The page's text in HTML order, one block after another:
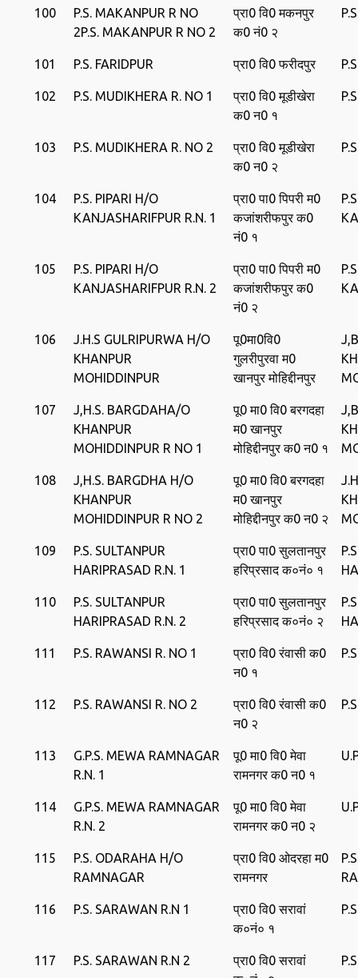
100
P.S. MAKANPUR R NO
2P.S. MAKANPUR R NO 2
प्रा0 वि0 मकनपुर
क0 नं0 २
101 P.S. FARIDPUR प्रा0 वि0 फरीदपुर
102 P.S. MUDIKHERA R. NO 1
प्रा0 वि0 मूडीखेरा
क0 न0 १
103 P.S. MUDIKHERA R. NO 2
प्रा0 वि0 मूडीखेरा
क0 न0 २
104
P.S. PIPARI H/O
KANJASHARIFPUR R.N. 1
प्रा0 पा0 पिपरी म0
कजांशरीफपुर क0
नं0 १
105
P.S. PIPARI H/O
KANJASHARIFPUR R.N. 2
प्रा0 पा0 पिपरी म0
कजांशरीफपुर क0
नं0 २
106
J.H.S GULRIPURWA H/O
KHANPUR
MOHIDDINPUR
पू0मा0वि0
गुलरीपुरवा म0
खानपुर मोहिद्दीनपुर
107
J,H.S. BARGDAHA/O
KHANPUR
MOHIDDINPUR R NO 1
पू0 मा0 वि0 बरगदहा
म0 खानपुर
मोहिद्दीनपुर क0 न0 १
108
J,H.S. BARGDHA H/O
KHANPUR
MOHIDDINPUR R NO 2
पू0 मा0 वि0 बरगदहा
म0 खानपुर
मोहिद्दीनपुर क0 न0 २
109
P.S. SULTANPUR
HARIPRASAD R.N. 1
प्रा0 पा0 सुलतानपुर
हरिप्रसाद क०नं० १
110
P.S. SULTANPUR
HARIPRASAD R.N. 2
प्रा0 पा0 सुलतानपुर
हरिप्रसाद क०नं० २
111 P.S. RAWANSI R. NO 1
प्रा0 वि0 रंवासी क0
न0 १
112 P.S. RAWANSI R. NO 2
प्रा0 वि0 रंवासी क0
न0 २
113
G.P.S. MEWA RAMNAGAR
R.N. 1
पू0 मा0 वि0 मेवा
रामनगर क0 न0 १
114
G.P.S. MEWA RAMNAGAR
R.N. 2
पू0 मा0 वि0 मेवा
रामनगर क0 न0 २
115
P.S. ODARAHA H/O
RAMNAGAR
प्रा0 वि0 ओदरहा म0
रामनगर
116 P.S. SARAWAN R.N 1
प्रा0 वि0 सरावां
क०नं० १
117 P.S. SARAWAN R.N 2
प्रा0 वि0 सरावां